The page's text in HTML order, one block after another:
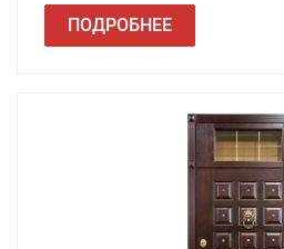
ПОДРОБНЕЕ